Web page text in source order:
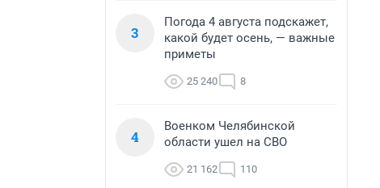
3
Погода 4 августа подскажет,
какой будет осень, — важные
приметы
25 240 8
4
Военком Челябинской
области ушел на СВО
21 162 110